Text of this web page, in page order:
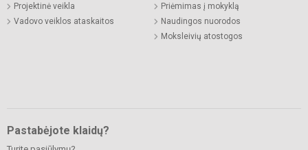
Projektinė veikla
Vadovo veiklos ataskaitos
Priėmimas į mokyklą
Naudingos nuorodos
Moksleivių atostogos
Pastabėjote klaidų?